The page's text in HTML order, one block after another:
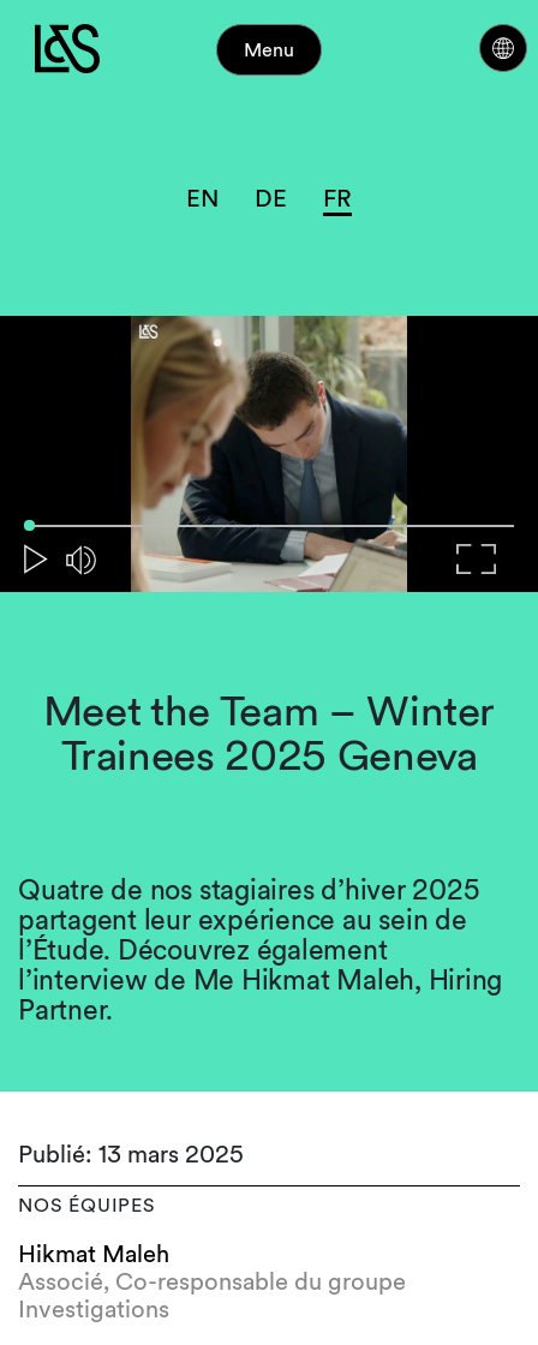
Menu
EN DE FR
Meet the Team – Winter
Trainees 2025 Geneva
Quatre de nos stagiaires d’hiver 2025
partagent leur expérience au sein de
l’Étude. Découvrez également
l’interview de Me Hikmat Maleh, Hiring
Partner.
Publié: 13 mars 2025
NOS ÉQUIPES
Hikmat Maleh
Associé, Co-responsable du groupe
Investigations